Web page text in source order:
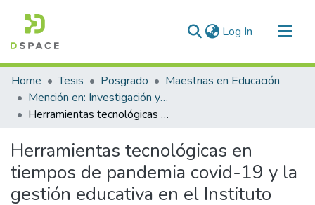
Log In (current)
Communities & Collections
All of DSpace
Statistics
Home Tesis Posgrado
Maestrias en Educación
Mención en: Investigación y Docencia en Educación Superior
Herramientas tecnológicas en tiempos de pandemia covid-19 y la gestión educativa en el Instituto Superior Pedagógico de Juliaca – 2020
Herramientas tecnológicas en
tiempos de pandemia covid-19 y la
gestión educativa en el Instituto